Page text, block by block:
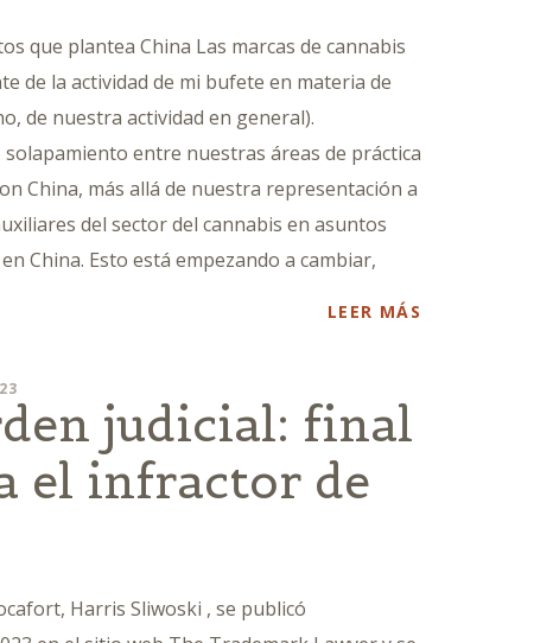
que plantea China Las marcas de cannabis
de la actividad de mi bufete en materia de
de nuestra actividad en general).
entre nuestras áreas de práctica
China, más allá de nuestra representación a
del sector del cannabis en asuntos
China. Esto está empezando a cambiar,
LEER MÁS
judicial: final
el infractor de
Harris Sliwoski , se publicó